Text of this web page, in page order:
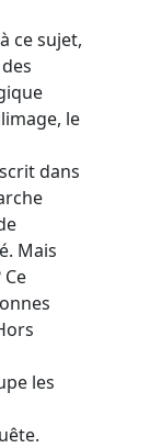
ce sujet,
le
dans
Mais
les